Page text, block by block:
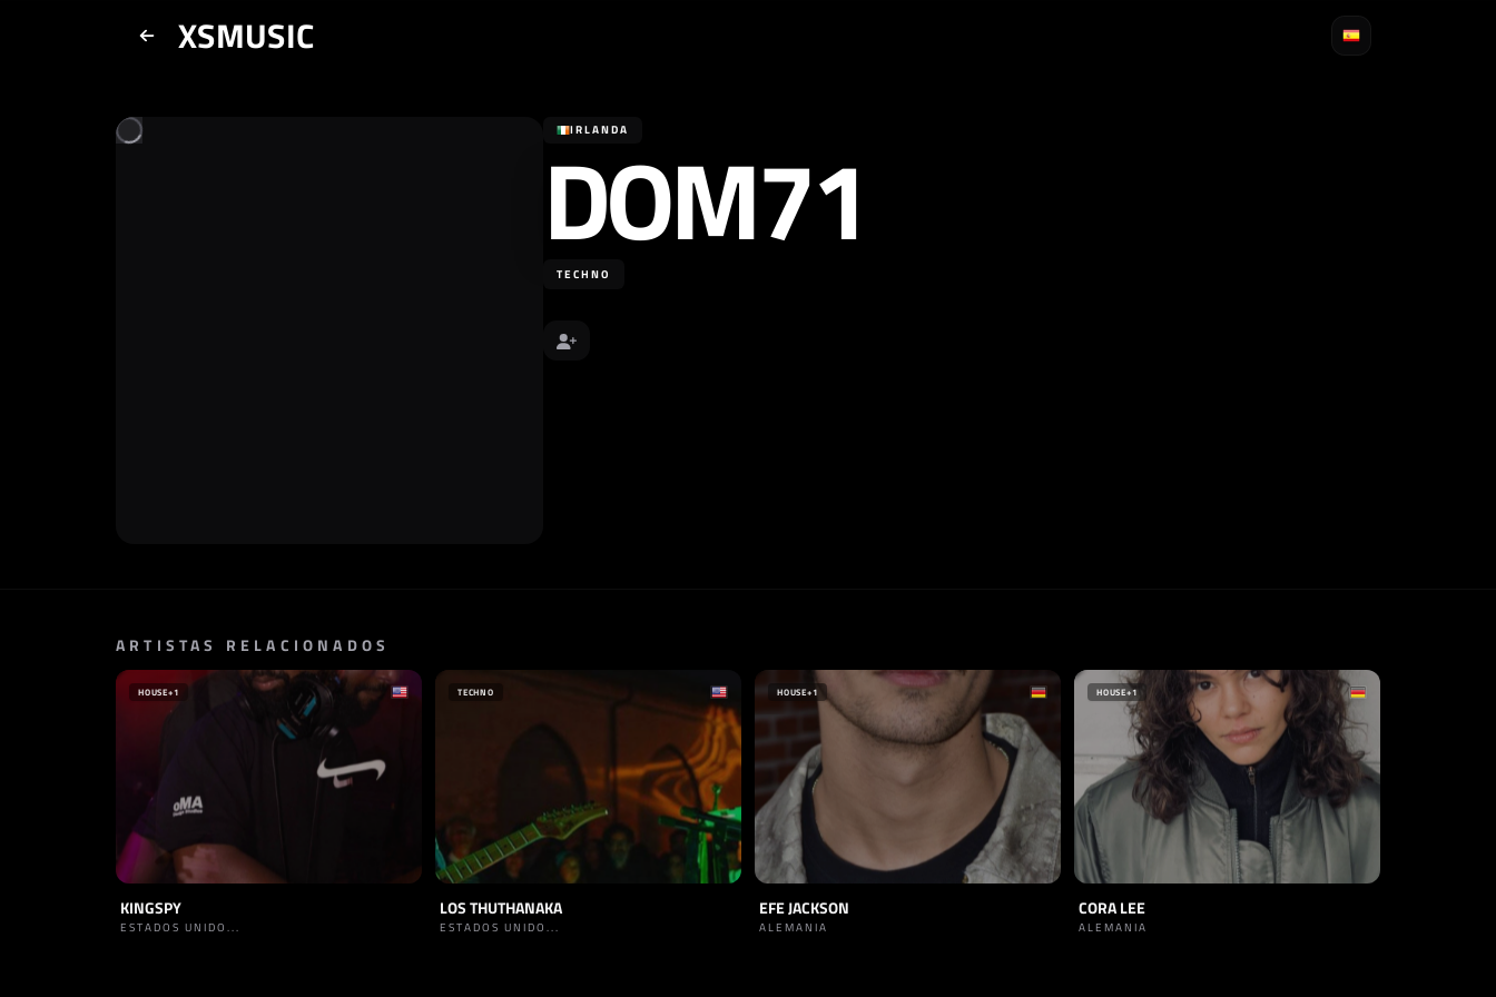
XSMUSIC
IRLANDA
DOM71
TECHNO
ARTISTAS RELACIONADOS
HOUSE+1
KINGSPY
ESTADOS UNIDO...
TECHNO
LOS THUTHANAKA
ESTADOS UNIDO...
HOUSE+1
EFE JACKSON
ALEMANIA
HOUSE+1
CORA LEE
ALEMANIA